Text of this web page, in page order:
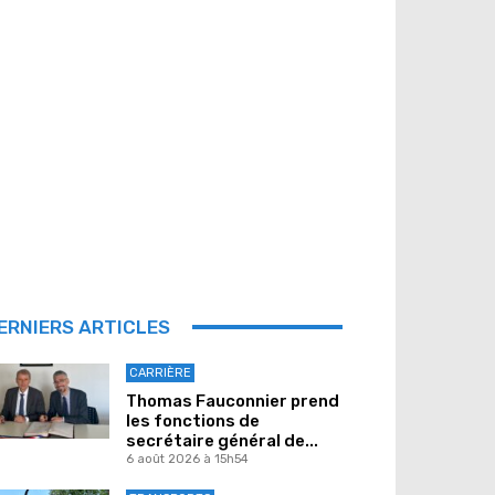
ARTICLES
CARRIÈRE
Thomas Fauconnier prend
les fonctions de
secrétaire général de...
6 août 2026 à 15h54